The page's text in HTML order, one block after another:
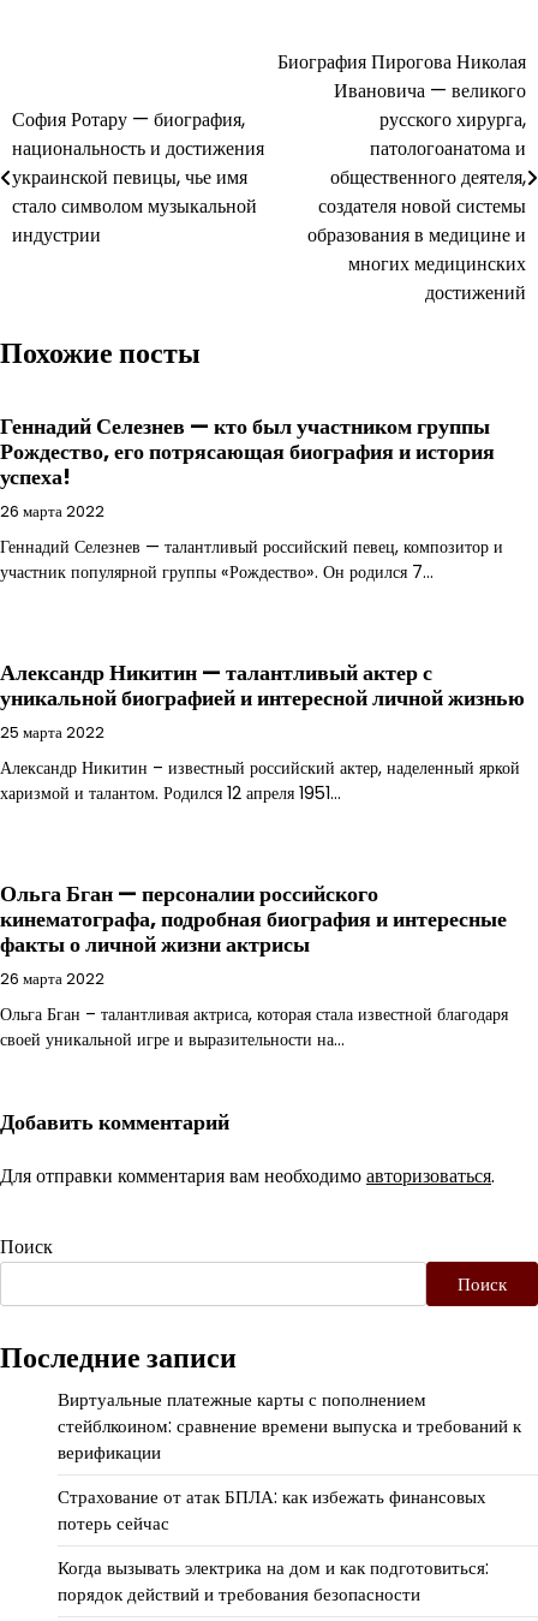
по
записям
София Ротару — биография,
национальность и достижения
украинской певицы, чье имя
стало символом музыкальной
индустрии
Биография Пирогова Николая
Ивановича — великого
русского хирурга,
патологоанатома и
общественного деятеля,
создателя новой системы
образования в медицине и
многих медицинских
достижений
Похожие посты
Геннадий Селезнев — кто был участником группы
Рождество, его потрясающая биография и история
успеха!
26 марта 2022
Геннадий Селезнев — талантливый российский певец, композитор и
участник популярной группы «Рождество». Он родился 7…
Александр Никитин — талантливый актер с
уникальной биографией и интересной личной жизнью
25 марта 2022
Александр Никитин – известный российский актер, наделенный яркой
харизмой и талантом. Родился 12 апреля 1951…
Ольга Бган — персоналии российского
кинематографа, подробная биография и интересные
факты о личной жизни актрисы
26 марта 2022
Ольга Бган – талантливая актриса, которая стала известной благодаря
своей уникальной игре и выразительности на…
Добавить комментарий
Для отправки комментария вам необходимоавторизоваться.
Поиск
Поиск
Последние записи
Виртуальные платежные карты с пополнением
стейблкоином: сравнение времени выпуска и требований к
верификации
Страхование от атак БПЛА: как избежать финансовых
потерь сейчас
Когда вызывать электрика на дом и как подготовиться:
порядок действий и требования безопасности